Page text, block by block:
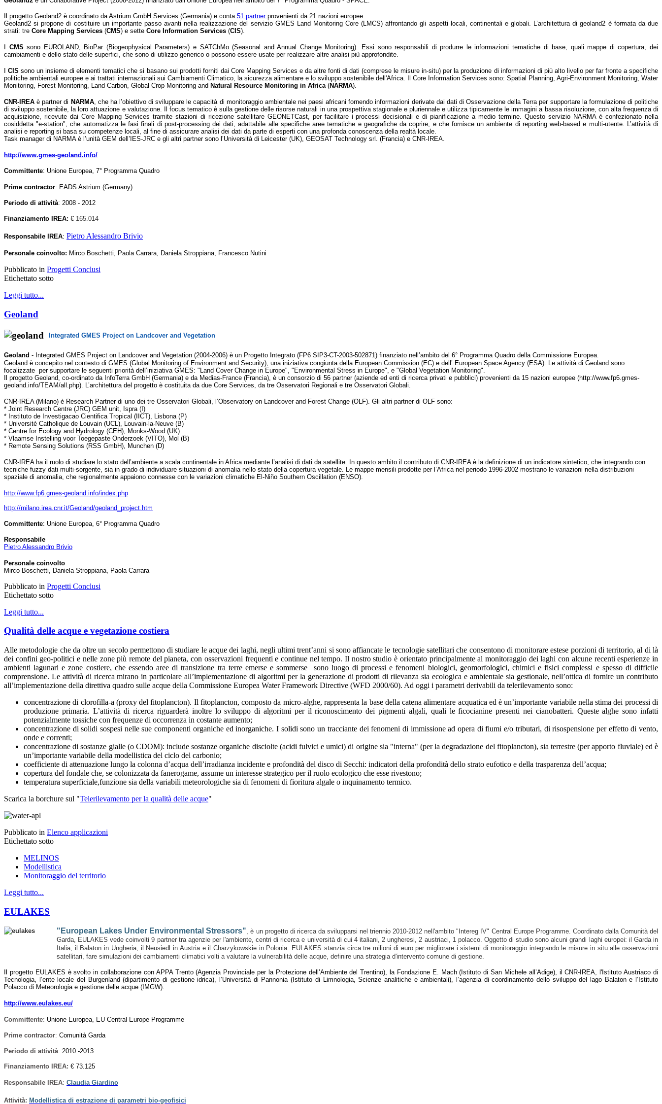
Il progetto Geoland2 è coordinato da Astrium GmbH Services (Germania) e conta 51 partner provenienti da 21 nazioni europee.
Geoland2 si propone di costituire un importante passo avanti nella realizzazione del servizio GMES Land Monitoring Core (LMCS) affrontando gli aspetti locali, continentali e globali. L’architettura di geoland2 è formata da due
strati: tre Core Mapping Services (CMS) e sette Core Information Services (CIS).
CMSsono EUROLAND, BioPar (Biogeophysical Parameters) e SATChMo (Seasonal and Annual Change Monitoring). Essi sono responsabili di produrre le informazioni tematiche di base, quali mappe di copertura, dei
cambiamenti e dello stato delle superfici, che sono di utilizzo generico o possono essere usate per realizzare altre analisi più approfondite.
ICISsono un insieme di elementi tematici che si basano sui prodotti forniti dai Core Mapping Services e da altre fonti di dati (comprese le misure in-situ) per la produzione di informazioni di più alto livello per far fronte a specifiche
politiche ambientali europee e ai trattati internazionali sui Cambiamenti Climatico, la sicurezza alimentare e lo sviluppo sostenibile dell'Africa. Il Core Information Services sono: Spatial Planning, Agri-Environment Monitoring, Water
Monitoring, Forest Monitoring, Land Carbon, Global Crop Monitoring and Natural Resource Monitoring in Africa (NARMA).
CNR-IREAè partner di NARMA, che ha l’obiettivo di sviluppare le capacità di monitoraggio ambientale nei paesi africani fornendo informazioni derivate dai dati di Osservazione della Terra per supportare la formulazione di politiche
di sviluppo sostenibile, la loro attuazione e valutazione. Il focus tematico è sulla gestione delle risorse naturali in una prospettiva stagionale e pluriennale e utilizza tipicamente le immagini a bassa risoluzione, con alta frequenza di
acquisizione, ricevute dai Core Mapping Services tramite stazioni di ricezione satellitare GEONETCast, per facilitare i processi decisionali e di pianificazione a medio termine. Questo servizio NARMA è confezionato nella
cosiddetta "e-station", che automatizza le fasi finali di post-processing dei dati, adattabile alle specifiche aree tematiche e geografiche da coprire, e che fornisce un ambiente di reporting web-based e multi-utente. L’attività di
analisi e reporting si basa su competenze locali, al fine di assicurare analisi dei dati da parte di esperti con una profonda conoscenza della realtà locale.
Task manager di NARMA è l’unità GEM dell’IES-JRC e gli altri partner sono l’Università di Leicester (UK), GEOSAT Technology srl. (Francia) e CNR-IREA.
http://www.gmes-geoland.info/
Committente: Unione Europea, 7° Programma Quadro
Prime contractor: EADS Astrium (Germany)
Periodo di attività: 2008 - 2012
Finanziamento IREA: € 165.014
Responsabile IREA: Pietro Alessandro Brivio
Personale coinvolto: Mirco Boschetti, Paola Carrara, Daniela Stroppiana, Francesco Nutini
Pubblicato in Progetti Conclusi
Etichettato sotto
Leggi tutto...
Geoland
Integrated GMES Project on Landcover and Vegetation
Geoland - Integrated GMES Project on Landcover and Vegetation (2004-2006) è un Progetto Integrato (FP6 SIP3-CT-2003-502871) finanziato nell’ambito del 6° Programma Quadro della Commissione Europea.
Geoland è concepito nel contesto di GMES (Global Monitoring of Environment and Security), una iniziativa congiunta della European Commission (EC) e dell’ European Space Agency (ESA). Le attività di Geoland sono
focalizzate per supportare le seguenti priorità dell’iniziativa GMES: "Land Cover Change in Europe", "Environmental Stress in Europe", e "Global Vegetation Monitoring".
Il progetto Geoland, co-ordinato da InfoTerra GmbH (Germania) e da Medias-France (Francia), è un consorzio di 56 partner (aziende ed enti di ricerca privati e pubblici) provenienti da 15 nazioni europee (http://www.fp6.gmes-
geoland.info/TEAM/all.php). L’architettura del progetto è costituita da due Core Services, da tre Osservatori Regionali e tre Osservatori Globali.
CNR-IREA (Milano) è Research Partner di uno dei tre Osservatori Globali, l’Observatory on Landcover and Forest Change (OLF). Gli altri partner di OLF sono:
* Joint Research Centre (JRC) GEM unit, Ispra (I)
* Instituto de Investigacao Cientifica Tropical (IICT), Lisbona (P)
* Universitè Catholique de Louvain (UCL), Louvain-la-Neuve (B)
* Centre for Ecology and Hydrology (CEH), Monks-Wood (UK)
* Vlaamse Instelling voor Toegepaste Onderzoek (VITO), Mol (B)
* Remote Sensing Solutions (RSS GmbH), Munchen (D)
CNR-IREA ha il ruolo di studiare lo stato dell’ambiente a scala continentale in Africa mediante l’analisi di dati da satellite. In questo ambito il contributo di CNR-IREA è la definizione di un indicatore sintetico, che integrando con
tecniche fuzzy dati multi-sorgente, sia in grado di individuare situazioni di anomalia nello stato della copertura vegetale. Le mappe mensili prodotte per l’Africa nel periodo 1996-2002 mostrano le variazioni nella distribuzioni
spaziale di anomalia, che regionalmente appaiono connesse con le variazioni climatiche El-Niño Southern Oscillation (ENSO).
http://www.fp6.gmes-geoland.info/index.php
http://milano.irea.cnr.it/Geoland/geoland_project.htm
Committente: Unione Europea, 6° Programma Quadro
Responsabile
Pietro Alessandro Brivio
Personale coinvolto
Mirco Boschetti, Daniela Stroppiana, Paola Carrara
Pubblicato in Progetti Conclusi
Etichettato sotto
Leggi tutto...
Qualità delle acque e vegetazione costiera
Alle metodologie che da oltre un secolo permettono di studiare le acque dei laghi, negli ultimi trent’anni si sono affiancate le tecnologie satellitari che consentono di monitorare estese porzioni di territorio, al di là
dei confini geo-politici e nelle zone più remote del pianeta, con osservazioni frequenti e continue nel tempo. Il nostro studio è orientato principalmente al monitoraggio dei laghi con alcune recenti esperienze in
ambienti lagunari e zone costiere, che essendo aree di transizione tra terre emerse e sommerse sono luogo di processi e fenomeni biologici, geomorfologici, chimici e fisici complessi e spesso di difficile
comprensione. Le attività di ricerca mirano in particolare all’implementazione di algoritmi per la generazione di prodotti di rilevanza sia ecologica e ambientale sia gestionale, nell’ottica di fornire un contributo
all’implementazione della direttiva quadro sulle acque della Commissione Europea Water Framework Directive (WFD 2000/60). Ad oggi i parametri derivabili da telerilevamento sono:
concentrazione di clorofilla-a (proxy del fitoplancton). Il fitoplancton, composto da micro-alghe, rappresenta la base della catena alimentare acquatica ed è un’importante variabile nella stima dei processi di
produzione primaria. L’attività di ricerca riguarderà inoltre lo sviluppo di algoritmi per il riconoscimento dei pigmenti algali, quali le ficocianine presenti nei cianobatteri. Queste alghe sono infatti
potenzialmente tossiche con frequenze di occorrenza in costante aumento;
concentrazione di solidi sospesi nelle sue componenti organiche ed inorganiche. I solidi sono un tracciante dei fenomeni di immissione ad opera di fiumi e/o tributari, di risospensione per effetto di vento,
onde e correnti;
concentrazione di sostanze gialle (o CDOM): include sostanze organiche disciolte (acidi fulvici e umici) di origine sia "interna" (per la degradazione del fitoplancton), sia terrestre (per apporto fluviale) ed è
un’importante variabile della modellistica del ciclo del carbonio;
coefficiente di attenuazione lungo la colonna d’acqua dell’irradianza incidente e profondità del disco di Secchi: indicatori della profondità dello strato eufotico e della trasparenza dell’acqua;
copertura del fondale che, se colonizzata da fanerogame, assume un interesse strategico per il ruolo ecologico che esse rivestono;
temperatura superficiale,funzione sia della variabili meteorologiche sia di fenomeni di fioritura algale o inquinamento termico.
Scarica la borchure sul "Telerilevamento per la qualità delle acque"
Pubblicato in Elenco applicazioni
Etichettato sotto
MELINOS
Modellistica
Monitoraggio del territorio
Leggi tutto...
EULAKES
"European Lakes Under Environmental Stressors" , è un progetto di ricerca da svilupparsi nel triennio 2010-2012 nell'ambito "Intereg IV" Central Europe Programme. Coordinato dalla Comunità del
Garda, EULAKES vede coinvolti 9 partner tra agenzie per l'ambiente, centri di ricerca e università di cui 4 italiani, 2 ungheresi, 2 austriaci, 1 polacco. Oggetto di studio sono alcuni grandi laghi europei: il Garda in
Italia, il Balaton in Ungheria, il Neusiedl in Austria e il Charzykowskie in Polonia. EULAKES stanzia circa tre milioni di euro per migliorare i sistemi di monitoraggio integrando le misure in situ alle osservazioni
satellitari, fare simulazioni dei cambiamenti climatici volti a valutare la vulnerabilità delle acque, definire una strategia d'intervento comune di gestione.
Il progetto EULAKES è svolto in collaborazione con APPA Trento (Agenzia Provinciale per la Protezione dell’Ambiente del Trentino), la Fondazione E. Mach (Istituto di San Michele all’Adige), il CNR-IREA, l'Istituto Austriaco di
Tecnologia, l’ente locale del Burgenland (dipartimento di gestione idrica), l’Università di Pannonia (Istituto di Limnologia, Scienze analitiche e ambientali), l’agenzia di coordinamento dello sviluppo del lago Balaton e l’Istituto
Polacco di Meteorologia e gestione delle acque (IMGW).
http://www.eulakes.eu/
Committente: Unione Europea, EU Central Europe Programme
Prime contractor: Comunità Garda
Periodo di attività: 2010 -2013
Finanziamento IREA: € 73.125
Responsabile IREA: Claudia Giardino
Attività: Modellistica di estrazione di parametri bio-geofisici